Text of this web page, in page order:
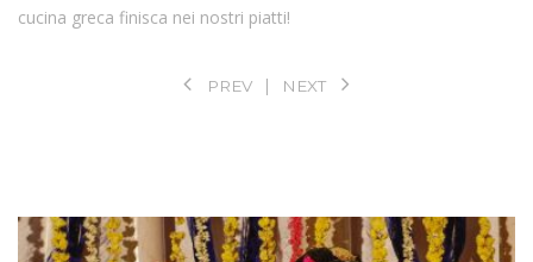
cucina greca finisca nei nostri piatti!
PREV NEXT